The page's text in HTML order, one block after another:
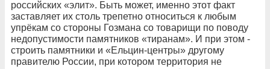
российских «элит». Быть может, именно этот факт
заставляет их столь трепетно относиться к любым
упрёкам со стороны Гозмана со товарищи по поводу
недопустимости памятников «тиранам». И при этом -
строить памятники и «Ельцин-центры» другому
правителю России, при котором территория не